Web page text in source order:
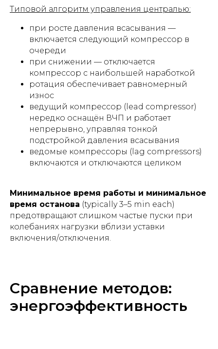
Типовой алгоритм управления централью:
при росте давления всасывания —
включается следующий компрессор в
очереди
при снижении — отключается
компрессор с наибольшей наработкой
ротация обеспечивает равномерный
износ
ведущий компрессор (lead compressor)
нередко оснащён ВЧП и работает
непрерывно, управляя тонкой
подстройкой давления всасывания
ведомые компрессоры (lag compressors)
включаются и отключаются целиком
Минимальное время работы и минимальное
время останова (typically 3–5 min each)
предотвращают слишком частые пуски при
колебаниях нагрузки вблизи уставки
включения/отключения.
Сравнение методов:
энергоэффективность